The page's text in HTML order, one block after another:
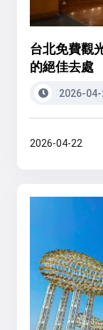
台北免費觀
的絕佳去處
2026-
2026-04-22